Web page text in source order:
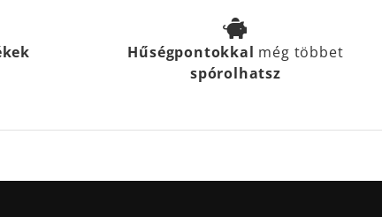
Hűségpontokkal még többet
spórolhatsz